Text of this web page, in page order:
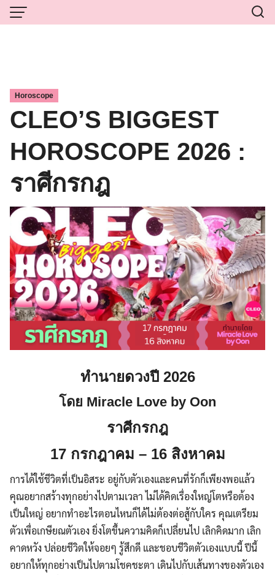
Skip
to
Horoscope
CLEO’S BIGGEST
HOROSCOPE 2026 :
ราศีกรกฎ
ทำนายดวงปี 2026
โดย Miracle Love by Oon
ราศีกรกฎ
17 กรกฎาคม – 16 สิงหาคม
การได้ใช้ชีวิตที่เป็นอิสระ อยู่กับตัวเองและคนที่รักก็เพียงพอแล้ว
คุณอยากสร้างทุกอย่างไปตามเวลา ไม่ได้คิดเรื่องใหญ่โตหรือต้อง
เป็นใหญ่ อยากทำอะไรตอนไหนก็ได้ไม่ต้องต่อสู้กับใคร คุณเตรียม
ตัวเพื่อเกษียณตัวเอง ยิ่งโตขึ้นความคิดก็เปลี่ยนไป เลิกคิดมาก เลิก
คาดหวัง ปล่อยชีวิตให้จอยๆ รู้สึกดี และชอบชีวิตตัวเองแบบนี้ ปีนี้
อยากให้ทุกอย่างเป็นไปตามโชคชะตา เดินไปกับเส้นทางของตัวเอง